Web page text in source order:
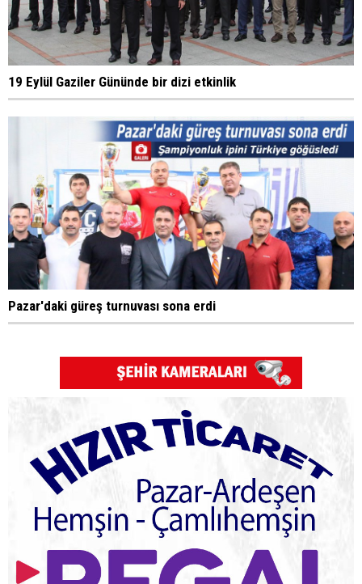
19 Eylül Gaziler Gününde bir dizi etkinlik
Pazar'daki güreş turnuvası sona erdi